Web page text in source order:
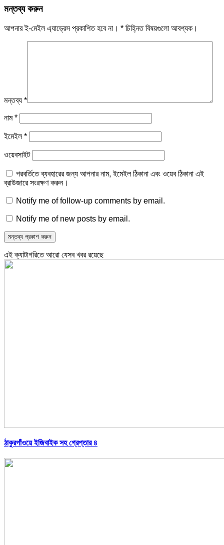
মন্তব্য করুন
আপনার ই-মেইল এ্যাড্রেস প্রকাশিত হবে না। * চিহ্নিত বিষয়গুলো আবশ্যক।
মন্তব্য *
নাম*
ইমেইল*
ওয়েবসাইট
পরবর্তিতে ব্যবহারের জন্য আপনার নাম, ইমেইল ঠিকানা এবং ওয়েব ঠিকানা এই
ব্রাউজারে সংরক্ষণ করুন।
Notify me of follow-up comments by email.
Notify me of new posts by email.
এই ক্যাটাগরিতে আরো যেসব খবর রয়েছে
ঠাকুরগাঁওয়ে ইজিবাইক সহ গ্রেপ্তার ৪